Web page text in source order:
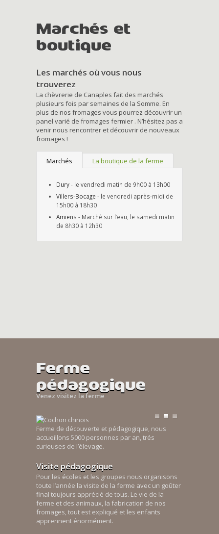
Marchés et
boutique
Les marchés où vous nous
trouverez
La chèvrerie de Canaples fait des marchés
plusieurs fois par semaines de la Somme. En
plus de nos fromages vous pourrez découvrir un
panel varié de fromages fermier . N’hésitez pas a
venir nous rencontrer et découvrir de nouveaux
fromages !
Marchés La boutique de la ferme
Dury- le vendredi matin de 9h00 à 13h00
Villers-Bocage - le vendredi après-midi de
15h00 à 18h30
Amiens - Marché sur l’eau, le samedi matin
de 8h30 à 12h30
Ferme
pédagogique
Venez visitez la ferme
Ferme de découverte et pédagogique, nous
accueillons 5000 personnes par an, trés
curieuses de l’élevage.
Visite pédagogique
Pour les écoles et les groupes nous organisons
toute l’année la visite de la ferme avec un goûter
final toujours apprécié de tous. Le vie de la
ferme et des animaux, la fabrication de nos
fromages, tout est expliqué et les enfants
apprennent énormément.